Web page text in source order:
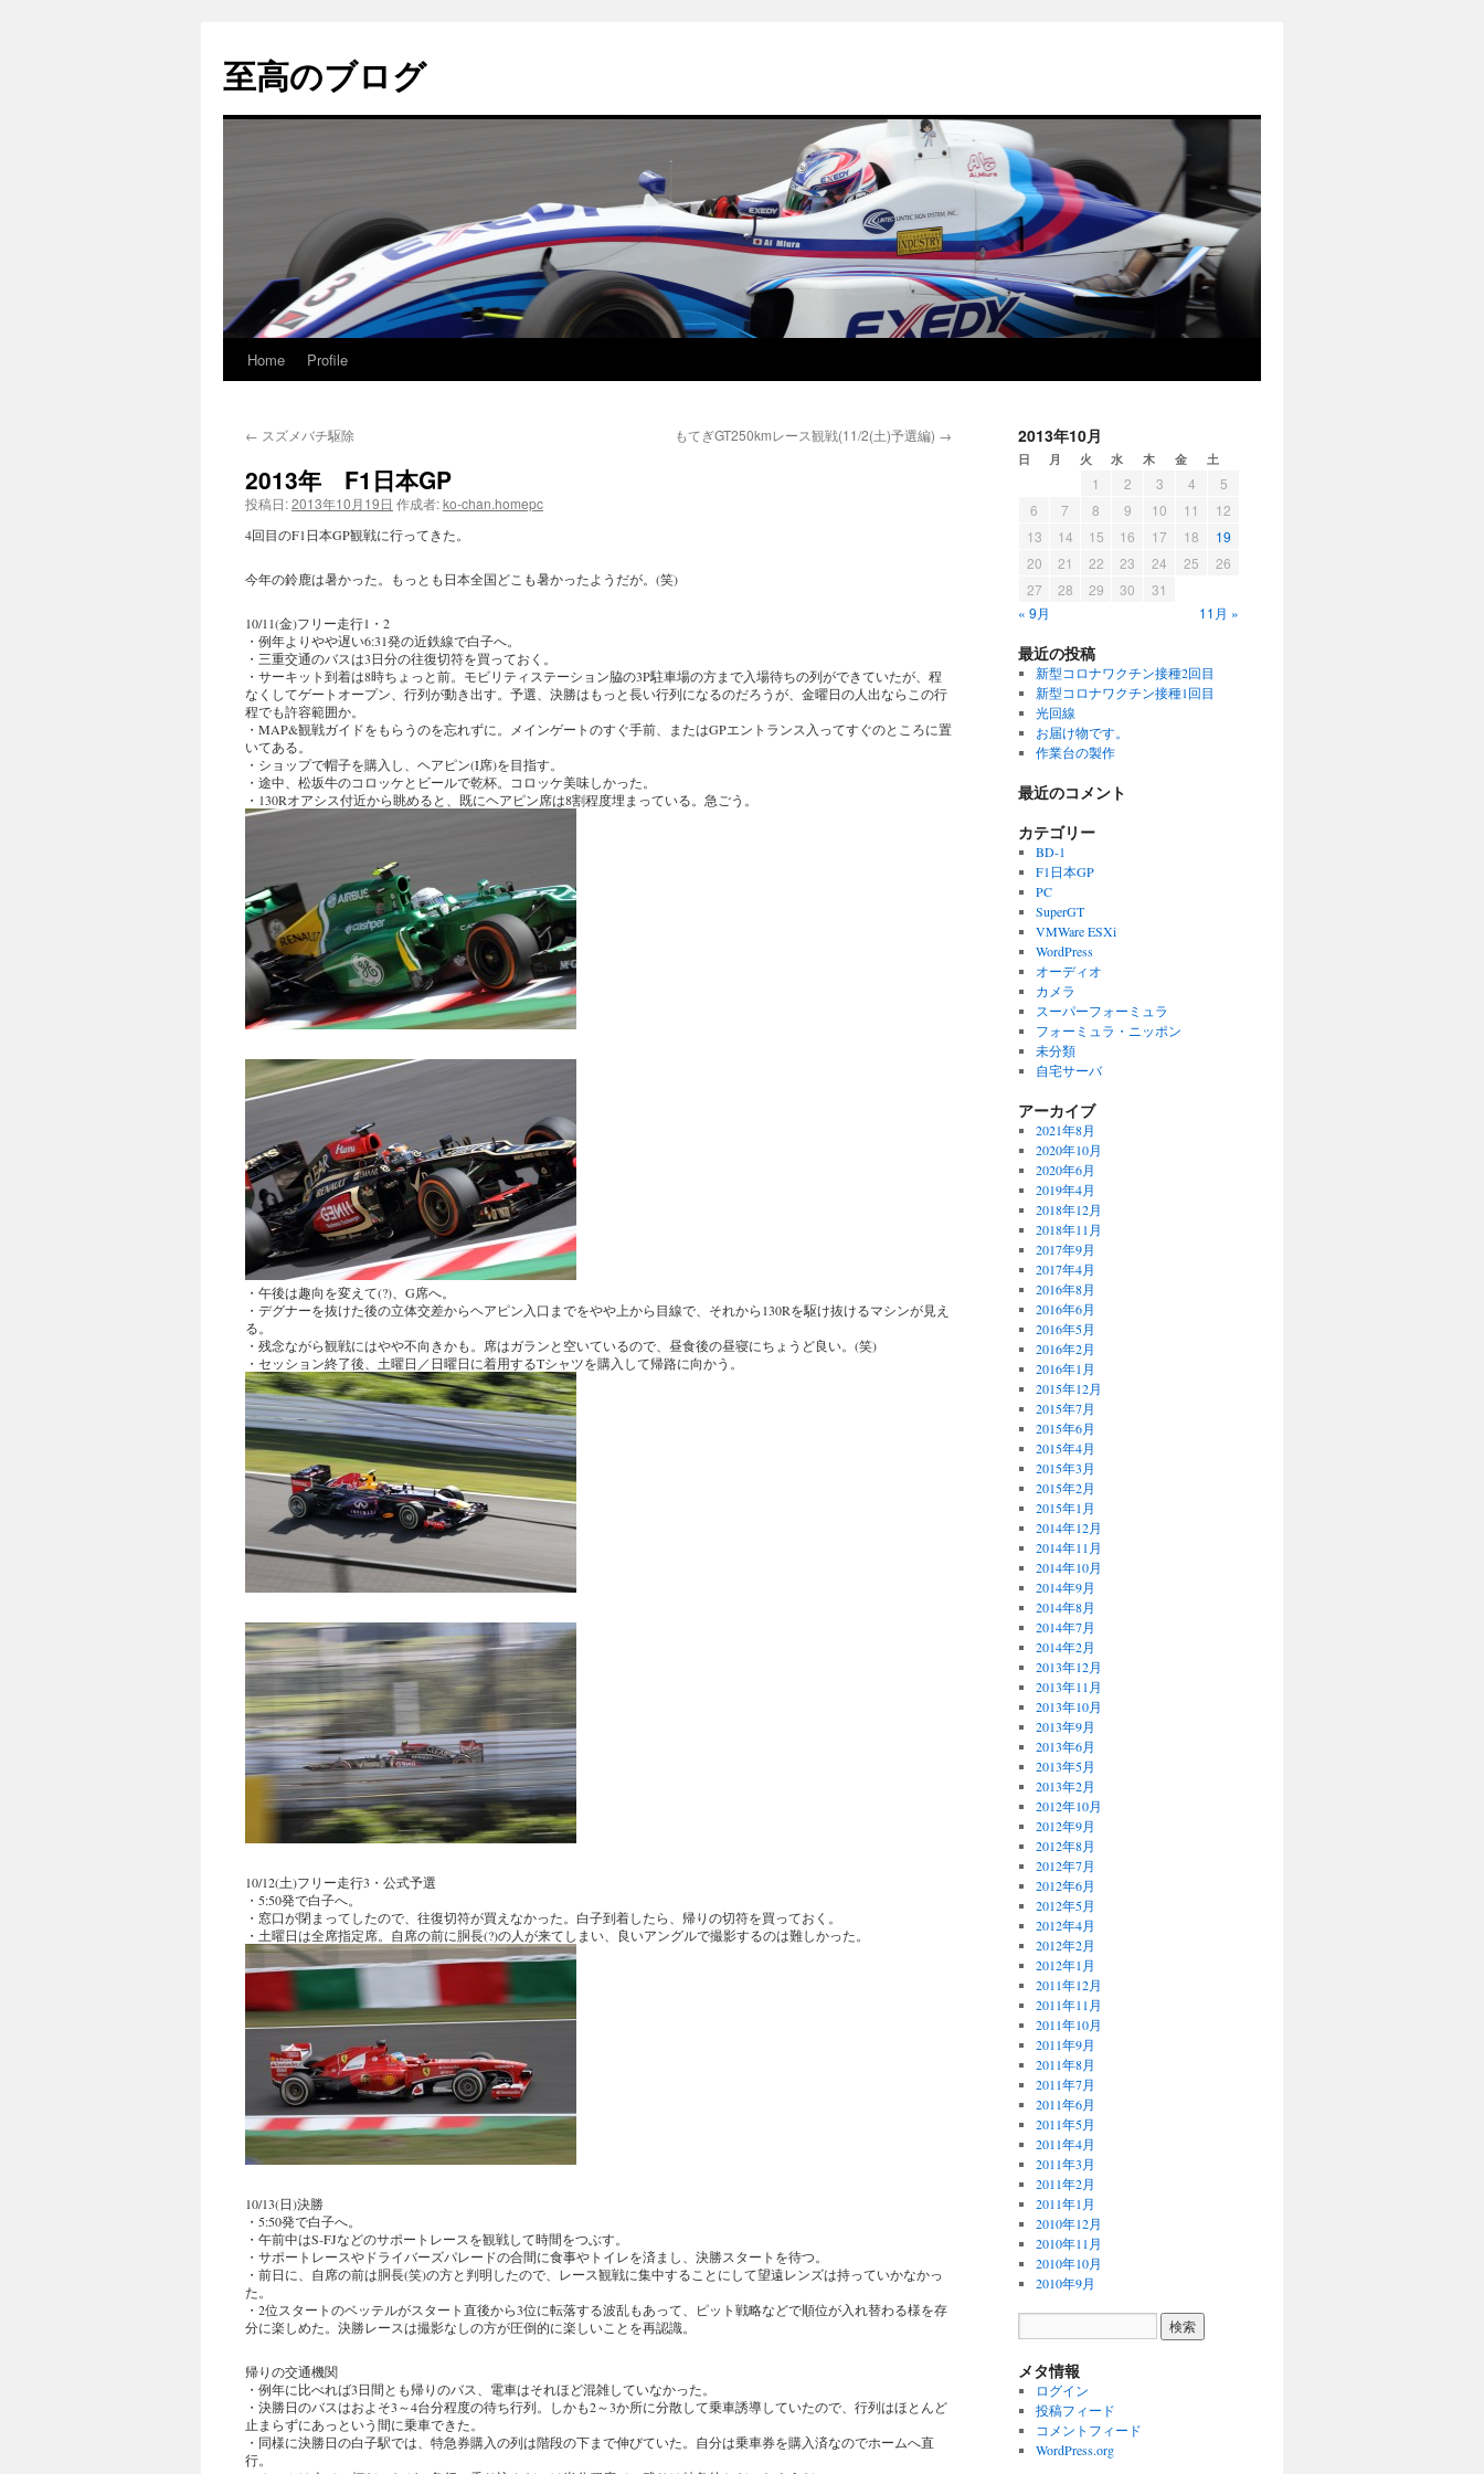
至高のブログ
ン
ッ
Home Profile
← スズメバチ駆除 もてぎGT250kmレース観戦(11/2(土)予選編) →
2013年 F1日本GP
投稿日:2013年10月19日 作成者:ko-chan.homepc
4回目のF1日本GP観戦に行ってきた。
今年の鈴鹿は暑かった。もっとも日本全国どこも暑かったようだが。(笑)
10/11(金)フリー走行1・2
・例年よりやや遅い6:31発の近鉄線で白子へ。
・三重交通のバスは3日分の往復切符を買っておく。
・サーキット到着は8時ちょっと前。モビリティステーション脇の3P駐車場の方まで入場待ちの列ができていたが、程
なくしてゲートオープン、行列が動き出す。予選、決勝はもっと長い行列になるのだろうが、金曜日の人出ならこの行
程でも許容範囲か。
・MAP&観戦ガイドをもらうのを忘れずに。メインゲートのすぐ手前、またはGPエントランス入ってすぐのところに置
いてある。
・ショップで帽子を購入し、ヘアピン(I席)を目指す。
・途中、松坂牛のコロッケとビールで乾杯。コロッケ美味しかった。
・130Rオアシス付近から眺めると、既にヘアピン席は8割程度埋まっている。急ごう。
・午後は趣向を変えて(?)、G席へ。
・デグナーを抜けた後の立体交差からヘアピン入口までをやや上から目線で、それから130Rを駆け抜けるマシンが見え
る。
・残念ながら観戦にはやや不向きかも。席はガランと空いているので、昼食後の昼寝にちょうど良い。(笑)
・セッション終了後、土曜日／日曜日に着用するTシャツを購入して帰路に向かう。
10/12(土)フリー走行3・公式予選
・5:50発で白子へ。
・窓口が閉まってしたので、往復切符が買えなかった。白子到着したら、帰りの切符を買っておく。
・土曜日は全席指定席。自席の前に胴長(?)の人が来てしまい、良いアングルで撮影するのは難しかった。
10/13(日)決勝
・5:50発で白子へ。
・午前中はS-FJなどのサポートレースを観戦して時間をつぶす。
・サポートレースやドライバーズパレードの合間に食事やトイレを済まし、決勝スタートを待つ。
・前日に、自席の前は胴長(笑)の方と判明したので、レース観戦に集中することにして望遠レンズは持っていかなかっ
た。
・2位スタートのベッテルがスタート直後から3位に転落する波乱もあって、ピット戦略などで順位が入れ替わる様を存
分に楽しめた。決勝レースは撮影なしの方が圧倒的に楽しいことを再認識。
帰りの交通機関
・例年に比べれば3日間とも帰りのバス、電車はそれほど混雑していなかった。
・決勝日のバスはおよそ3～4台分程度の待ち行列。しかも2～3か所に分散して乗車誘導していたので、行列はほとんど
止まらずにあっという間に乗車できた。
・同様に決勝日の白子駅では、特急券購入の列は階段の下まで伸びていた。自分は乗車券を購入済なのでホームへ直
行。
2013年10月
日 月 火 水 木 金 土
1 2 3 4
5
6
7 8 9 10 11
12
13
14 15 16 17 18
19
20
21 22 23 24 25
26
27
28 29 30
31
« 9月
11月 »
最近の投稿
新型コロナワクチン接種2回目
新型コロナワクチン接種1回目
光回線
お届け物です。
作業台の製作
最近のコメント
カテゴリー
BD-1
F1日本GP
PC
SuperGT
VMWare ESXi
WordPress
オーディオ
カメラ
スーパーフォーミュラ
フォーミュラ・ニッポン
未分類
自宅サーバ
アーカイブ
2021年8月
2020年10月
2020年6月
2019年4月
2018年12月
2018年11月
2017年9月
2017年4月
2016年8月
2016年6月
2016年5月
2016年2月
2016年1月
2015年12月
2015年7月
2015年6月
2015年4月
2015年3月
2015年2月
2015年1月
2014年12月
2014年11月
2014年10月
2014年9月
2014年8月
2014年7月
2014年2月
2013年12月
2013年11月
2013年10月
2013年9月
2013年6月
2013年5月
2013年2月
2012年10月
2012年9月
2012年8月
2012年7月
2012年6月
2012年5月
2012年4月
2012年2月
2012年1月
2011年12月
2011年11月
2011年10月
2011年9月
2011年8月
2011年7月
2011年6月
2011年5月
2011年4月
2011年3月
2011年2月
2011年1月
2010年12月
2010年11月
2010年10月
2010年9月
メタ情報
ログイン
投稿フィード
コメントフィード
WordPress.org